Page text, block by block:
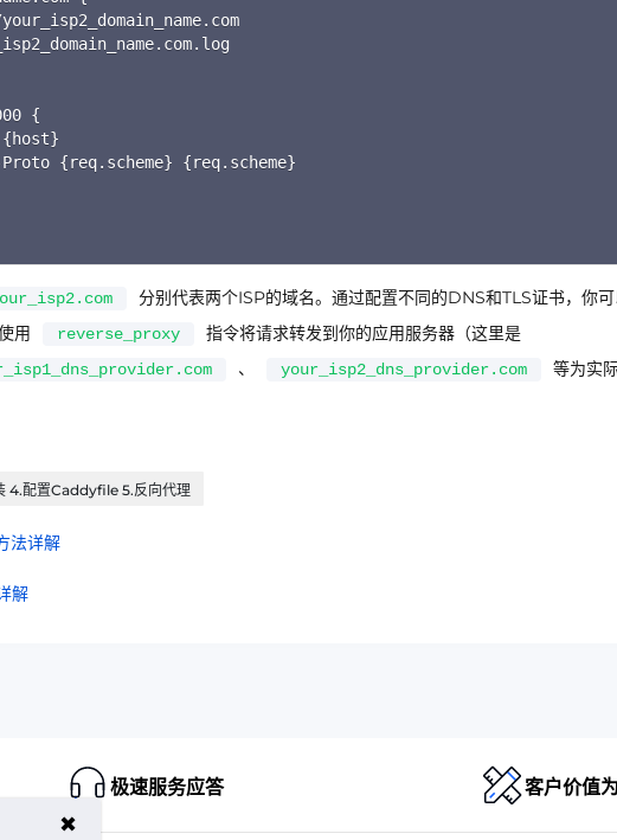
{
{req.scheme} {req.scheme}
分别代表两个ISP的域名。通过配置不同的DNS和TLS证书，你
用
reverse_proxy 指令将请求转发到你的应用服务器（这里是
、 your_isp2_dns_provider.com
等为实
4.配置Caddyfile 5.反向代理
法详解
解
极速服务应答 客户价值
✖